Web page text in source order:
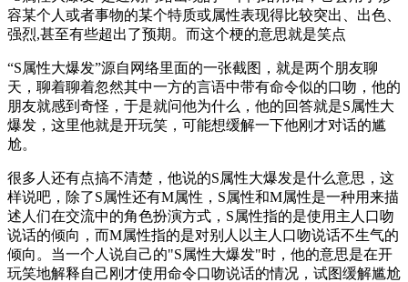
容某个人或者事物的某个特质或属性表现得比较突出、出色、
强烈,甚至有些超出了预期。而这个梗的意思就是笑点
“S属性大爆发”源自网络里面的一张截图，就是两个朋友聊
天，聊着聊着忽然其中一方的言语中带有命令似的口吻，他的
朋友就感到奇怪，于是就问他为什么，他的回答就是S属性大
爆发，这里他就是开玩笑，可能想缓解一下他刚才对话的尴
尬。
很多人还有点搞不清楚，他说的S属性大爆发是什么意思，这
样说吧，除了S属性还有M属性，S属性和M属性是一种用来描
述人们在交流中的角色扮演方式，S属性指的是使用主人口吻
说话的倾向，而M属性指的是对别人以主人口吻说话不生气的
倾向。当一个人说自己的"S属性大爆发"时，他的意思是在开
玩笑地解释自己刚才使用命令口吻说话的情况，试图缓解尴尬